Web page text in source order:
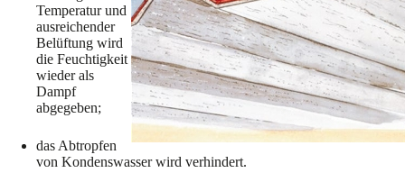
Temperatur und
ausreichender
Belüftung wird
die Feuchtigkeit
wieder als
Dampf
abgegeben;
das Abtropfen
von Kondenswasser wird verhindert.